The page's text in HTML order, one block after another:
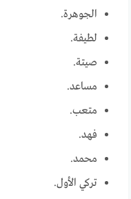
الجوهرة.
لطيفة.
صيتة.
مساعد.
متعب.
فهد.
محمد.
تركي الأول.